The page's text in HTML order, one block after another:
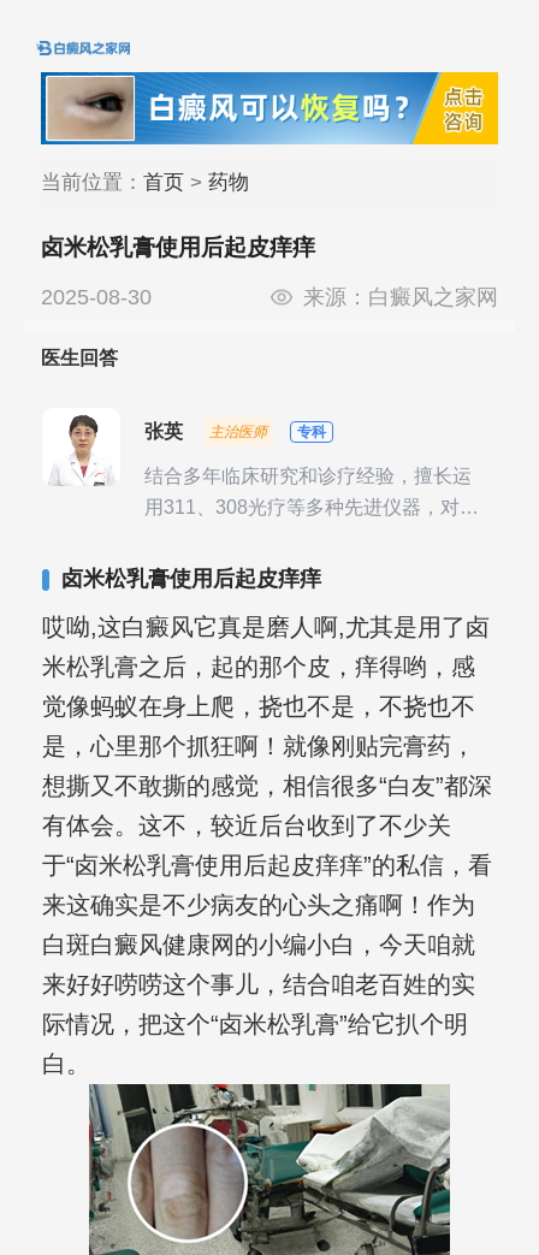
当前位置： 首页> 药物
卤米松乳膏使用后起皮痒痒
2025-08-30 来源： 白癜风之家网
医生回答
张英 主治医师 专科
结合多年临床研究和诊疗经验，擅长运
用311、308光疗等多种先进仪器，对不
其对女性银屑病、顽固性银屑病、全身
验。
卤米松乳膏使用后起皮痒痒
哎呦,这白癜风它真是磨人啊,尤其是用了卤
米松乳膏之后，起的那个皮，痒得哟，感
觉像蚂蚁在身上爬，挠也不是，不挠也不
是，心里那个抓狂啊！就像刚贴完膏药，
想撕又不敢撕的感觉，相信很多“白友”都深
有体会。这不，较近后台收到了不少关
于“卤米松乳膏使用后起皮痒痒”的私信，看
来这确实是不少病友的心头之痛啊！作为
白斑白癜风健康网的小编小白，今天咱就
来好好唠唠这个事儿，结合咱老百姓的实
际情况，把这个“卤米松乳膏”给它扒个明
白。